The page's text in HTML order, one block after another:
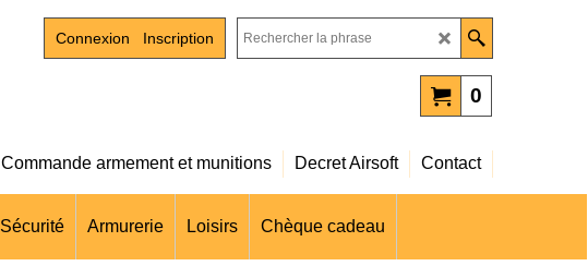
Connexion Inscription
0
Commande armement et munitions Decret Airsoft Contact
Sécurité Armurerie Loisirs Chèque cadeau